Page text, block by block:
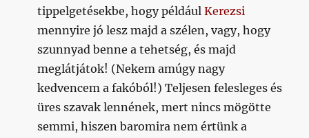
tippelgetésekbe, hogy példáulKerezsi
mennyire jó lesz majd a szélen, vagy, hogy
szunnyad benne a tehetség, és majd
meglátjátok! (Nekem amúgy nagy
kedvencem a fakóból!) Teljesen felesleges és
üres szavak lennének, mert nincs mögötte
semmi, hiszen baromira nem értünk a